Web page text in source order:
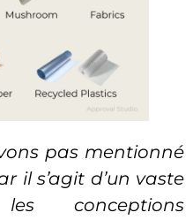
pas mentionné
il s’agit d’un vaste
conceptions